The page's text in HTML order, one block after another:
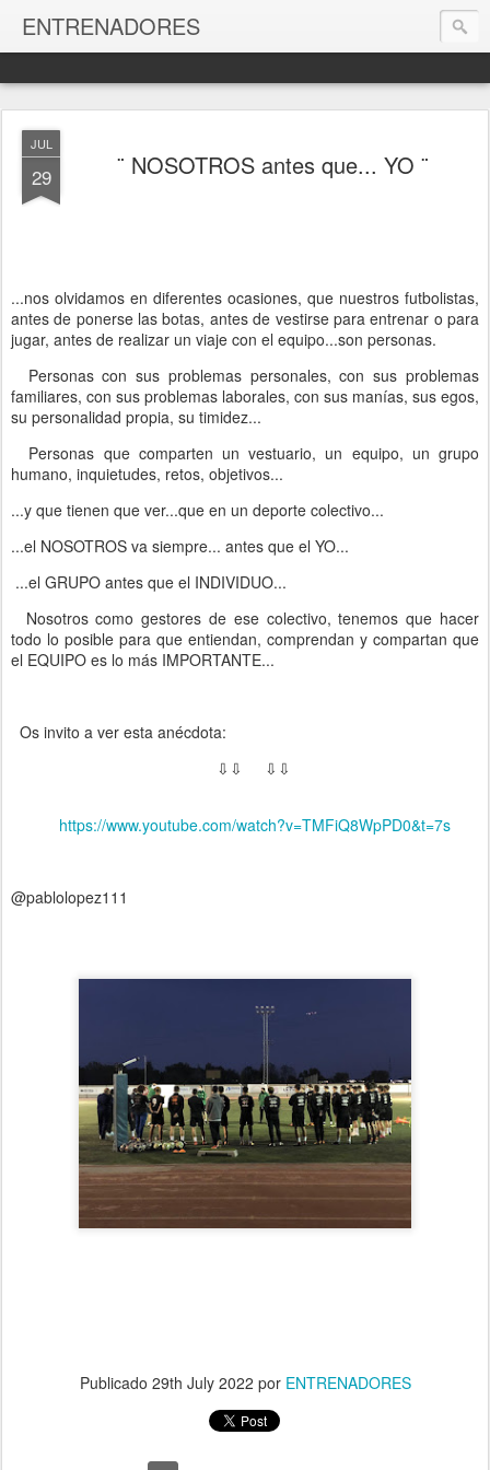
ENTRENADORES
JUL
29 ¨ NOSOTROS antes que... YO ¨
...nos olvidamos en diferentes ocasiones, que nuestros futbolistas,
antes de ponerse las botas, antes de vestirse para entrenar o para
jugar, antes de realizar un viaje con el equipo...son personas.
Personas con sus problemas personales, con sus problemas
familiares, con sus problemas laborales, con sus manías, sus egos,
su personalidad propia, su timidez...
Personas que comparten un vestuario, un equipo, un grupo
humano, inquietudes, retos, objetivos...
...y que tienen que ver...que en un deporte colectivo...
...el NOSOTROS va siempre... antes que el YO...
...el GRUPO antes que el INDIVIDUO...
Nosotros como gestores de ese colectivo, tenemos que hacer
todo lo posible para que entiendan, comprendan y compartan que
el EQUIPO es lo más IMPORTANTE...
Os invito a ver esta anécdota:
⇩⇩ ⇩⇩
https://www.youtube.com/watch?v=TMFiQ8WpPD0&t=7s
@pablolopez111
Publicado 29th July 2022 por ENTRENADORES